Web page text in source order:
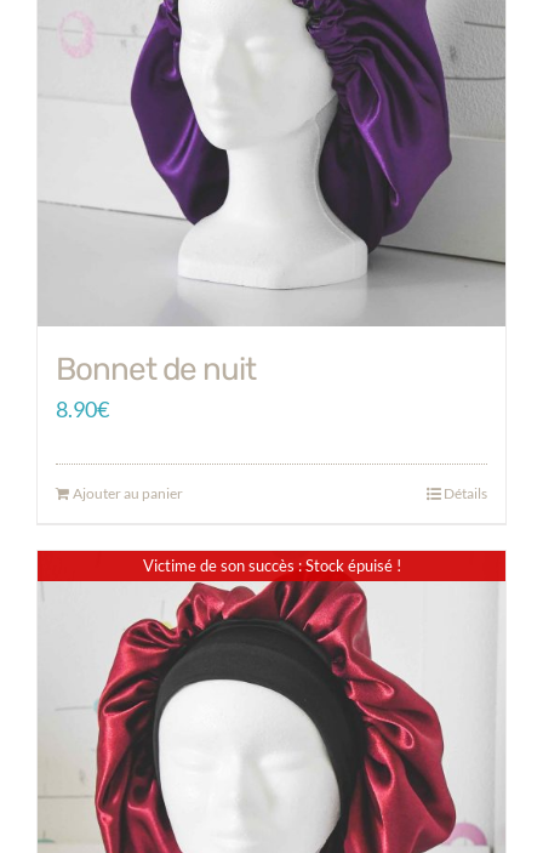
Bonnet de nuit
8.90€
Ajouter au panier Détails
Victime de son succès : Stock épuisé !